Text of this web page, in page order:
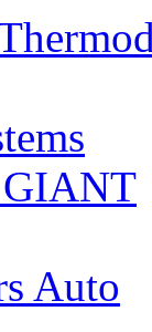
Auto